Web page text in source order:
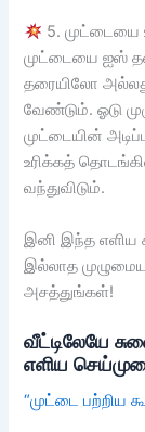
5. முட்டையை
முட்டையை ஐஸ்
தரையிலோ
வேண்டும். ஓடு
முட்டையின்
உரிக்கத்
வந்துவிடும்.
இனி இந்த எளிய
இல்லாத
அசத்துங்கள்!
வீட்டிலேயே
எளிய
“முட்டை பற்றிய